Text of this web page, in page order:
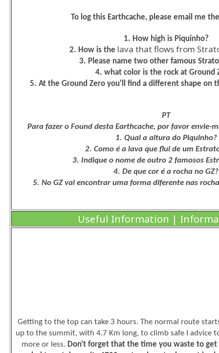
To log this Earthcache, please email me
1. How high is Piquinho?
2. How is the lava that flows from
3. Please name two other famous
4. what color is the rock at Ground
5. At the Ground Zero you'll find a different shape on
PT
Para fazer o Found desta Earthcache, por favor envie-
1. Qual a altura do Piquinho?
2. Como é a lava que flui de um
3. Indique o nome de outro 2 famosos
4. De que cor é a rocha no GZ?
5. No GZ vai encontrar uma forma diferente nas
Useful Information |
much hours in the top.
Before starting your climb you must leave your name at the